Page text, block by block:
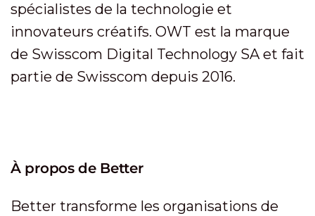
spécialistes de la technologie et
innovateurs créatifs. OWT est la marque
de Swisscom Digital Technology SA et fait
partie de Swisscom depuis 2016.
À propos de Better
Better transforme les organisations de